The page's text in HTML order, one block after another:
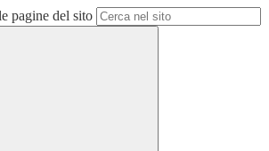
pagine del sito